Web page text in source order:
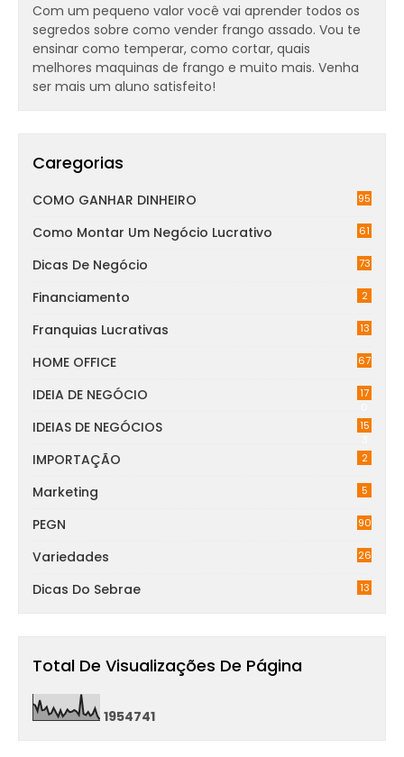
Com um pequeno valor você vai aprender todos os
segredos sobre como vender frango assado. Vou te
ensinar como temperar, como cortar, quais
melhores maquinas de frango e muito mais. Venha
ser mais um aluno satisfeito!
Caregorias
COMO GANHAR DINHEIRO 95
Como Montar Um Negócio Lucrativo 61
Dicas De Negócio 73
Financiamento 2
Franquias Lucrativas 13
HOME OFFICE 67
IDEIA DE NEGÓCIO
17
IDEIAS DE NEGÓCIOS
15
IMPORTAÇÃO 2
Marketing 5
PEGN 90
Variedades 26
Dicas Do Sebrae 13
Total De Visualizações De Página
1954741